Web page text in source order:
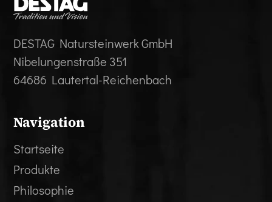
DESTAG Natursteinwerk GmbH
Nibelungenstraße 351
64686 Lautertal-Reichenbach
Navigation
Startseite
Produkte
Philosophie